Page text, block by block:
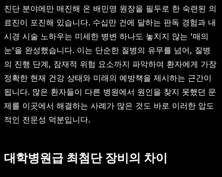
진단 분야에만 매진해 온 배민영 원장을 필두로 한 숙련된 의
료진이 포진해 있습니다. 수십만 건에 달하는 판독 경험과 내
시경 시술 노하우는 미세한 병변 하나도 놓치지 않는 '매의
눈'을 완성했습니다. 이는 단순한 질병의 유무를 넘어, 질병
의 진행 단계, 잠재적 위험 요소까지 파악하여 환자에게 가장
정확한 현재 건강 상태와 미래의 예방책을 제시하는 근간이
됩니다. 많은 환자들이 다른 병원에서 원인을 찾지 못했던 문
제를 이곳에서 해결하는 사례가 많은 것도 바로 이러한 압도
적인 전문성 덕분입니다.
대학병원급 최첨단 장비의 차이